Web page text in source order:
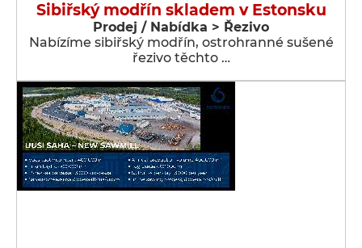
Sibiřský modřín skladem v Estonsku
Prodej / Nabídka > Řezivo
Nabízíme sibiřský modřín, ostrohranné sušené
řezivo těchto …